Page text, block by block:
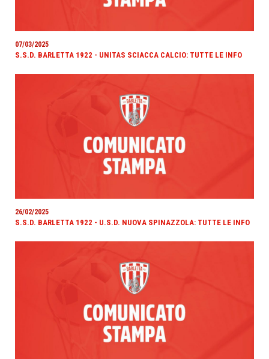
07/03/2025
S.S.D. BARLETTA 1922 - UNITAS SCIACCA CALCIO: TUTTE LE INFO
26/02/2025
S.S.D. BARLETTA 1922 - U.S.D. NUOVA SPINAZZOLA: TUTTE LE INFO